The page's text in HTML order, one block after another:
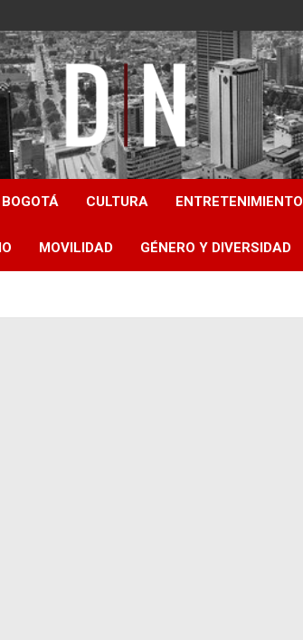
Noticias
BOGOTÁ CULTURA ENTRETENIMIENTO
MOVILIDAD GÉNERO Y DIVERSIDAD